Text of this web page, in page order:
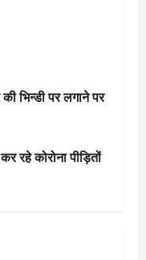
भिन्डी पर लगाने पर
रहे कोरोना पीड़ितों